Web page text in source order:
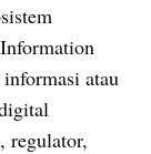
atau
regulator,